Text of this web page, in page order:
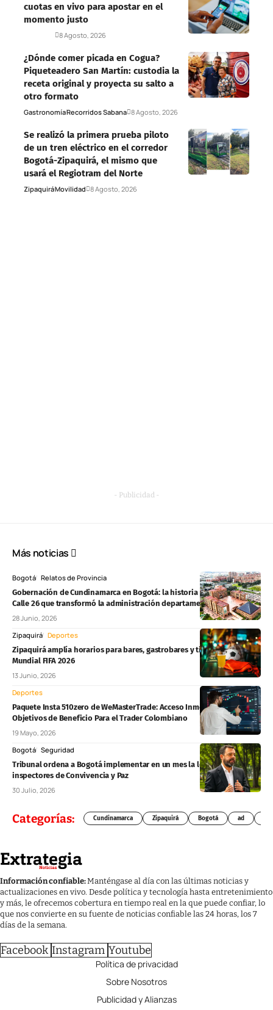
cuotas en vivo para apostar en el
momento justo
8 Agosto, 2026
¿Dónde comer picada en Cogua?
Piqueteadero San Martín: custodia la
receta original y proyecta su salto a
otro formato
GastronomíaRecorridos Sabana 8 Agosto, 2026
Se realizó la primera prueba piloto
de un tren eléctrico en el corredor
Bogotá-Zipaquirá, el mismo que
usará el Regiotram del Norte
ZipaquiráMovilidad 8 Agosto, 2026
- Publicidad -
Más noticias
Bogotá Relatos de Provincia
Gobernación de Cundinamarca en Bogotá: la historia de la sede en la
Calle 26 que transformó la administración departamental
28 Junio, 2026
Zipaquirá Deportes
Zipaquirá amplía horarios para bares, gastrobares y tiendas durante el
Mundial FIFA 2026
13 Junio, 2026
Deportes
Paquete Insta 510zero de WeMasterTrade: Acceso Inmediato Sin
Objetivos de Beneficio Para el Trader Colombiano
19 Mayo, 2026
Bogotá Seguridad
Tribunal ordena a Bogotá implementar en un mes la ley de
inspectores de Convivencia y Paz
30 Julio, 2026
Categorías: Cundinamarca Zipaquirá Bogotá ad
Información confiable:Manténgase al día con las últimas noticias y
actualizaciones en vivo. Desde política y tecnología hasta entretenimiento
y más, le ofrecemos cobertura en tiempo real en la que puede confiar, lo
que nos convierte en su fuente de noticias confiable las 24 horas, los 7
días de la semana.
Facebook Instagram Youtube
Política de privacidad
Sobre Nosotros
Publicidad y Alianzas